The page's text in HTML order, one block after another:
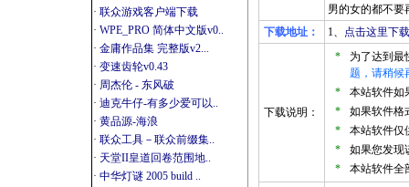
· 联众游戏客户端下载
· WPE_PRO 简体中文版v0..
· 金庸作品集 完整版v2...
· 变速齿轮v0.43
· 周杰伦 - 东风破
· 迪克牛仔-有多少爱可以..
· 黄品源-海浪
· 联众工具－联众前缀集..
· 天堂II皇道回卷范围地..
· 中华灯谜 2005 build ..
男的女的都不要
下载地址：
1、 点击这里下
下载说明：
*
为了达到最
题，请稍候
*
本站软件如
*
如果软件格
*
本站软件仅
*
如果您发现
*
本站软件全